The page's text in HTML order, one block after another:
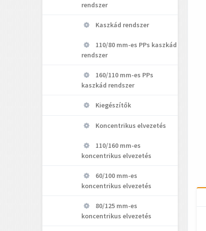
rendszer
Kaszkád rendszer
110/80 mm-es PPs kaszkád
rendszer
160/110 mm-es PPs
kaszkád rendszer
Kiegészítők
Koncentrikus elvezetés
110/160 mm-es
koncentrikus elvezetés
60/100 mm-es
koncentrikus elvezetés
80/125 mm-es
koncentrikus elvezetés